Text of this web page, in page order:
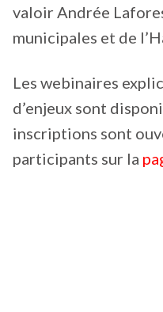
valoir Andrée
municipales et de
Les webinaires
d’enjeux sont
inscriptions sont
participants sur la